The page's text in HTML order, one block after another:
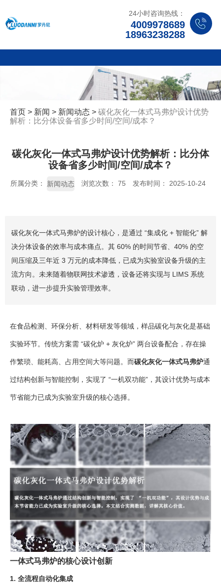
24小时咨询热线：
4009978689
18963238288
首页 > 新闻 > 新闻动态 > 碳化灰化一体式马弗炉设计优势
解析：比分体设备省多少时间/空间/成本？
碳化灰化一体式马弗炉设计优势解析：比分体
设备省多少时间/空间/成本？
所属分类： 新闻动态 浏览次数： 75 发布时间： 2025-10-24
碳化灰化一体式马弗炉的设计核心，是通过 “集成化 + 智能化” 解
决分体设备的效率与成本痛点。其 60% 的时间节省、40% 的空
间压缩及三年近 3 万元的成本降低，已成为实验室设备升级的主
流方向。未来随着物联网技术渗透，设备还将实现与 LIMS 系统
联动，进一步提升实验管理效率。
在食品检测、环保分析、材料研发等领域，样品碳化与灰化是基础
实验环节。传统方案需 “碳化炉 + 灰化炉” 两台设备配合，存在操
作繁琐、能耗高、占用空间大等问题。而碳化灰化一体式马弗炉通
过结构创新与智能控制，实现了 “一机双功能”，其设计优势与成本
节省能力已成为实验室升级的核心选择。
一体式马弗炉的核心设计创新
1. 全流程自动化集成